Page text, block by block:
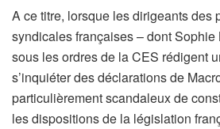
A ce titre, lorsque les dirigeants des
syndicales françaises – dont Sophie
sous les ordres de la CES rédigent
s’inquiéter des déclarations de
particulièrement scandaleux de
les dispositions de la législation